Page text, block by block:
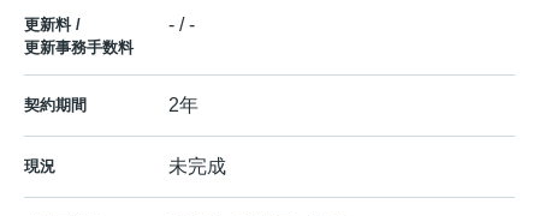
更新料 /
更新事務手数料
- / -
契約期間 2年
現況 未完成